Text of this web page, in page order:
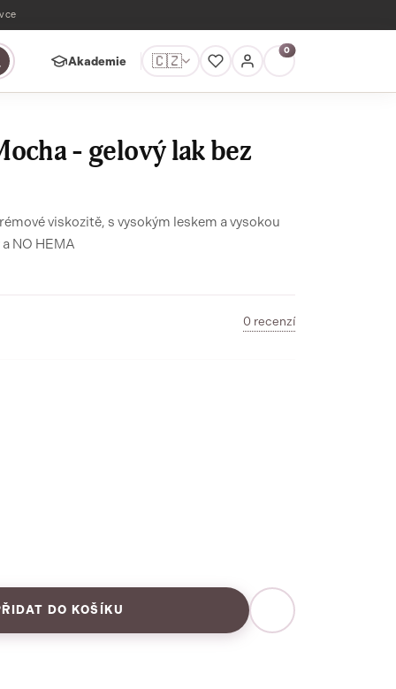
Akademie 🇨🇿
0
- gelový lak bez
viskozitě, s vysokým leskem a vysokou
0 recenzí
DO KOŠÍKU